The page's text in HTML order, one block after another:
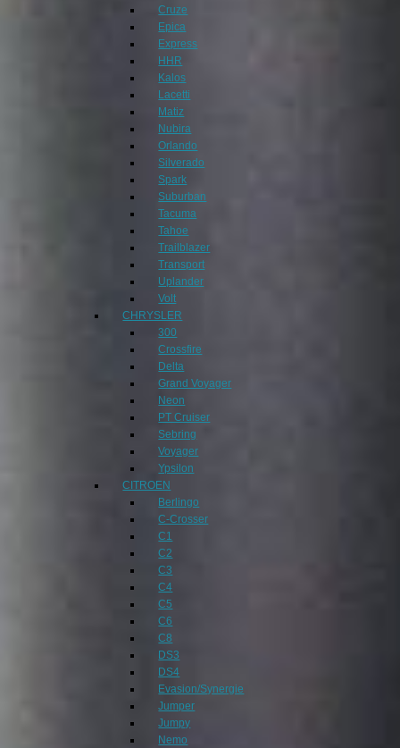
Cruze
Epica
Express
HHR
Kalos
Lacetti
Matiz
Nubira
Orlando
Silverado
Spark
Suburban
Tacuma
Tahoe
Trailblazer
Transport
Uplander
Volt
CHRYSLER
300
Crossfire
Delta
Grand Voyager
Neon
PT Cruiser
Sebring
Voyager
Ypsilon
CITROEN
Berlingo
C-Crosser
C1
C2
C3
C4
C5
C6
C8
DS3
DS4
Evasion/Synergie
Jumper
Jumpy
Nemo